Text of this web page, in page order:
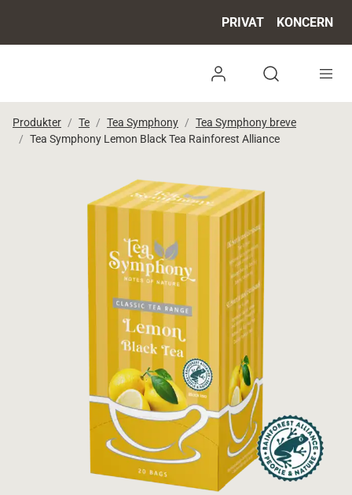
PRIVAT KONCERN
Log ind
Produkter Te Tea Symphony
Tea Symphony breve
Tea Symphony Lemon Black Tea Rainforest Alliance